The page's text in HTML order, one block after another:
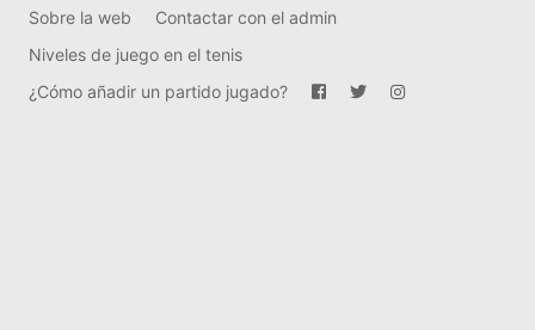
Sobre la web
Contactar con el admin
Niveles de juego en el tenis
¿Cómo añadir un partido jugado?